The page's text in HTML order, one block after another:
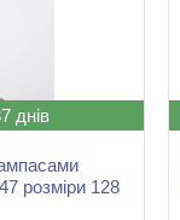
днів
розміри 128